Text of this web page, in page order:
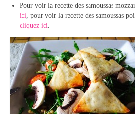
Pour voir la recette des samoussas
ici, pour voir la recette des samoussas
cliquez ici.